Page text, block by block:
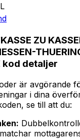
ZU
kod detaljer
är avgörande
i dina
se till att du: